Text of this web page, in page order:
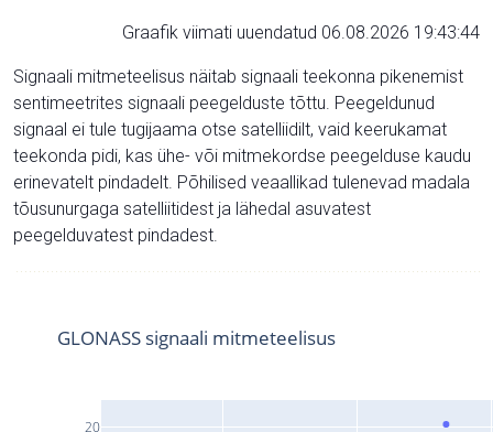
Graafik viimati uuendatud 06.08.2026 19:43:44
Signaali mitmeteelisus näitab signaali teekonna pikenemist
sentimeetrites signaali peegelduste tõttu. Peegeldunud
signaal ei tule tugijaama otse satelliidilt, vaid keerukamat
teekonda pidi, kas ühe- või mitmekordse peegelduse kaudu
erinevatelt pindadelt. Põhilised veaallikad tulenevad madala
tõusunurgaga satelliitidest ja lähedal asuvatest
peegelduvatest pindadest.
20
GLONASS signaali mitmeteelisus